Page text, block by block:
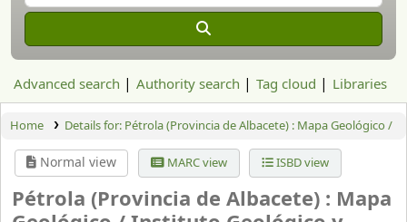
Advanced search Authority search Tag cloud Libraries
Home Details for: Pétrola (Provincia de Albacete) : Mapa Geológico /
Normal view MARC view ISBD view
Pétrola (Provincia de Albacete) : Mapa